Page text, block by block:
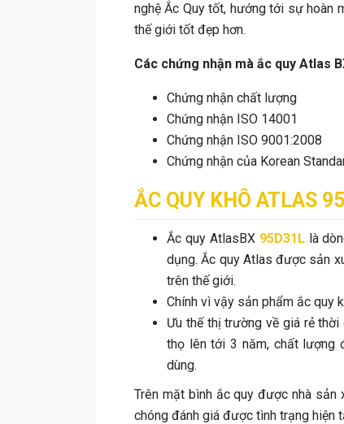
nghệ Ắc Quy tốt, hướng tới sự hoàn
thế giới tốt đẹp hơn.
Các chứng nhận mà ắc quy Atlas
Chứng nhận chất lượng
Chứng nhận ISO 14001
Chứng nhận ISO 9001:2008
Chứng nhận của Korean
ẮC QUYKHÔ ATLAS
Ắc quy AtlasBX 95D31L là
dụng. Ắc quy Atlas được sản
trên thế giới.
Chính vì vậy sản phẩm ắc quy
Ưu thế thị trường về giá rẻ
thọ lên tới 3 năm, chất lượng
dùng.
Trên mặt bình ắc quy được nhà sản
chóng đánh giá được tình trạng hiện